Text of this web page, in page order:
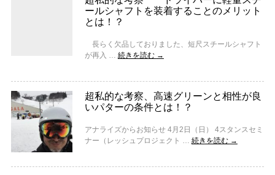
ールシャフトを装着することのメリット
とは！？
長らく欠品しておりました、短尺スチールシャフト
が再入 … 続きを読む →
超私的な考察、高速グリーンと相性が良
いパターの条件とは！？
アナライズからお知らせ 4月2日（日） 4スタンスセミ
ナー（レッシュプロジェクト … 続きを読む →